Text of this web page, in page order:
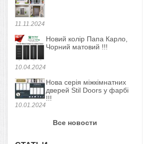
11.11.2024
10.04.2024
Новий колір Папа Карло,
Чорний матовий !!!
10.01.2024
Нова серія міжкімнатних
дверей Stil Doors у фарбі
!!!
Все новости